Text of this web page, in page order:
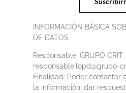
INFORMACIÓN BÁSICA
DE DATOS
Responsable: GRUPO
responsable.lopd@grupo-
Finalidad: Poder contactar
la información, dar